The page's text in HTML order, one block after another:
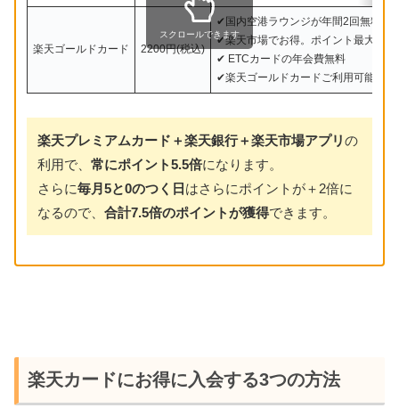
楽天ゴールドカード 2200円(税込)
✔国内空港ラウンジが年間2回無料
✔楽天市場でお得。ポイント最大5倍
✔ ETCカードの年会費無料
✔楽天ゴールドカードご利用可能額
スクロールできます
楽天プレミアムカード＋楽天銀行＋楽天市場アプリの
利用で、 常にポイント5.5倍になります。
さらに毎月5と0のつく日 はさらにポイントが＋2倍に
なるので、 合計7.5倍のポイントが獲得できます。
楽天カードにお得に入会する3つの方法